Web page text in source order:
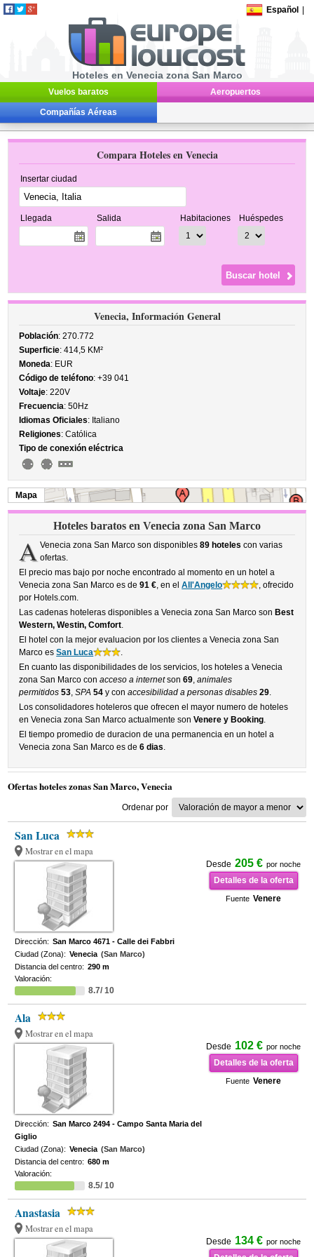
Español
Hoteles en Venecia zona San Marco
Vuelos baratos Aeropuertos
Compañías Aéreas
Compara Hoteles en Venecia
Insertar ciudad
Llegada Salida Habitaciones Huéspedes
Venecia, Información General
Población: 270.772
Superficie: 414,5 KM²
Moneda: EUR
Código de teléfono: +39 041
Voltaje: 220V
Frecuencia: 50Hz
Idiomas Oficiales: Italiano
Religiones: Católica
Tipo de conexión eléctrica
Mapa
Hoteles baratos en Venecia zona San Marco
A Venecia zona San Marco son disponibles 89 hoteles con varias
ofertas.
El precio mas bajo por noche encontrado al momento en un hotel a
Venecia zona San Marco es de91 €, en elAll'Angelo
, ofrecido
por Hotels.com.
Las cadenas hoteleras disponibles a Venecia zona San Marco son Best
Western, Westin, Comfort.
El hotel con la mejor evaluacion por los clientes a Venecia zona San
Marco esSan Luca
.
En cuanto las disponibilidades de los servicios, los hoteles a Venecia
zona San Marco conacceso a internetson69,animales
permitidos 53,SPA 54 y conaccesibilidad a personas disables 29.
Los consolidadores hoteleros que ofrecen el mayor numero de hoteles
en Venecia zona San Marco actualmente sonVenere y Booking.
El tiempo promedio de duracion de una permanencia en un hotel a
Venecia zona San Marco es de6 dias.
Ofertas hoteles zonas San Marco, Venecia
Ordenar por
San Luca
Mostrar en el mapa
Desde 205 € por noche
Detalles de la oferta
Fuente Venere
Dirección: San Marco 4671 - Calle dei Fabbri
Ciudad (Zona): Venecia (San Marco)
Distancia del centro: 290 m
Valoración:
8.7/ 10
Ala
Mostrar en el mapa
Desde 102 € por noche
Detalles de la oferta
Fuente Venere
Dirección: San Marco 2494 - Campo Santa Maria del
Giglio
Ciudad (Zona): Venecia (San Marco)
Distancia del centro: 680 m
Valoración:
8.5/ 10
Anastasia
Mostrar en el mapa
Desde 134 € por noche